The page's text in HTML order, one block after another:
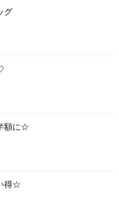
グ
額に☆
得☆